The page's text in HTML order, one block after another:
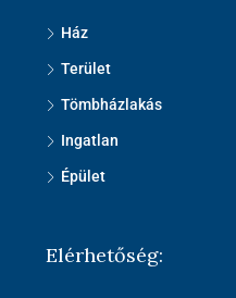
Ház
Terület
Tömbházlakás
Ingatlan
Épület
Elérhetőség: